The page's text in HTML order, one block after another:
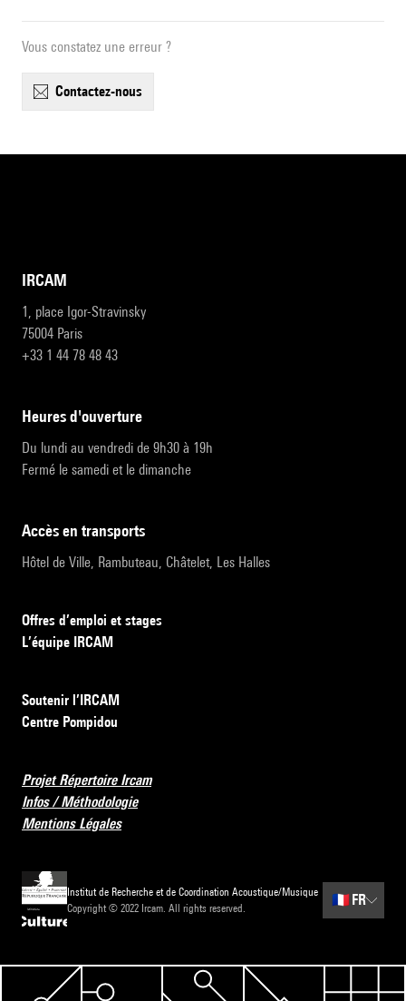
Vous constatez une erreur ?
contactez-nous
IRCAM
1, place Igor-Stravinsky
75004 Paris
+33 1 44 78 48 43
heures d'ouverture
Du lundi au vendredi de 9h30 à 19h
Fermé le samedi et le dimanche
accès en transports
Hôtel de Ville, Rambuteau, Châtelet, Les Halles
Offres d’emploi et stages
L’équipe IRCAM
Soutenir l’IRCAM
Centre Pompidou
Projet Répertoire Ircam
Infos / Méthodologie
Mentions Légales
Institut de Recherche et de Coordination Acoustique/Musique
Copyright © 2022 Ircam. All rights reserved.
🇫🇷 FR